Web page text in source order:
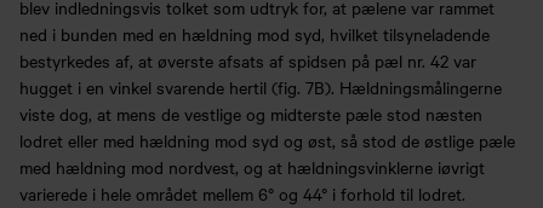
blev indledningsvis tolket som udtryk for, at pælene var rammet
ned i bunden med en hældning mod syd, hvilket tilsyneladende
bestyrkedes af, at øverste afsats af spidsen på pæl nr. 42 var
hugget i en vinkel svarende hertil (fig. 7B). Hældningsmålingerne
viste dog, at mens de vestlige og midterste pæle stod næsten
lodret eller med hældning mod syd og øst, så stod de østlige pæle
med hældning mod nordvest, og at hældningsvinklerne iøvrigt
varierede i hele området mellem 6° og 44° i forhold til lodret.